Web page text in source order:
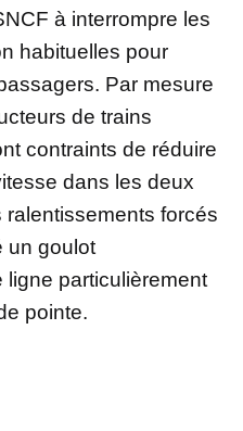
à interrompre les
habituelles pour
Par mesure
de trains
contraints de réduire
dans les deux
forcés
un goulot
ligne particulièrement
pointe.